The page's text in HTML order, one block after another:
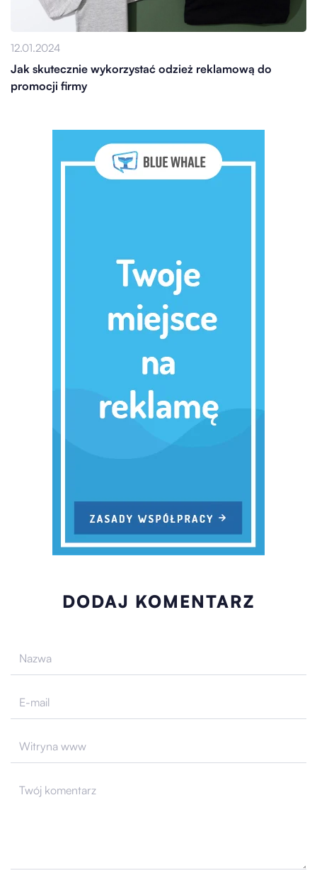
12.01.2024
Jak skutecznie wykorzystać odzież reklamową do
promocji firmy
DODAJ KOMENTARZ